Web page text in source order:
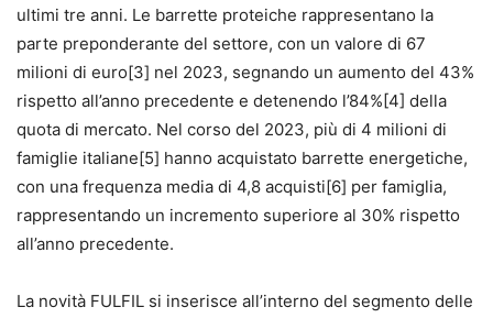
ultimi tre anni. Le barrette proteiche rappresentano la
parte preponderante del settore, con un valore di 67
milioni di euro[3] nel 2023, segnando un aumento del 43%
rispetto all’anno precedente e detenendo l’84%[4] della
quota di mercato. Nel corso del 2023, più di 4 milioni di
famiglie italiane[5] hanno acquistato barrette energetiche,
con una frequenza media di 4,8 acquisti[6] per famiglia,
rappresentando un incremento superiore al 30% rispetto
all’anno precedente.
La novità FULFIL si inserisce all’interno del segmento delle